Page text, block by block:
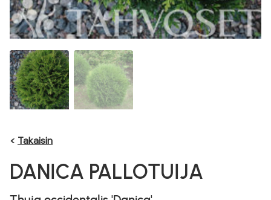
< Takaisin
DANICA PALLOTUIJA